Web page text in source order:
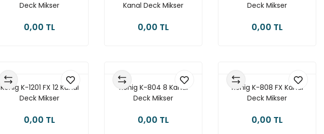
Deck Mikser
0,00 TL
Kanal Deck Mikser
0,00 TL
Deck Mikser
0,00 TL
König K-1201 FX 12 Kanal
Deck Mikser
0,00 TL
König K-804 8 Kanal
Deck Mikser
0,00 TL
König K-808 FX Kanal
Deck Mikser
0,00 TL